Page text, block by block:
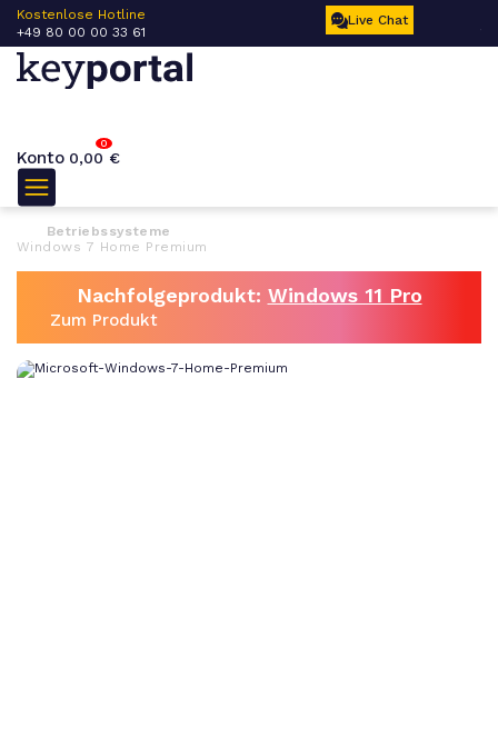
Kostenlose Hotline
+49 80 00 00 33 61
Live Chat
Konto
0
0,00 €
Betriebssysteme
Windows 7 Home Premium
Nachfolgeprodukt: Windows 11 Pro
Zum Produkt